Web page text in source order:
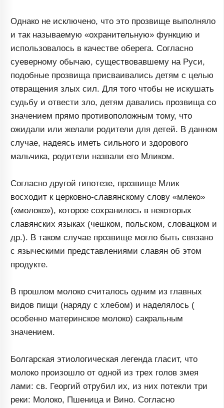
Однако не исключено, что это прозвище выполняло
и так называемую «охранительную» функцию и
использовалось в качестве оберега. Согласно
суеверному обычаю, существовавшему на Руси,
подобные прозвища присваивались детям с целью
отвращения злых сил. Для того чтобы не искушать
судьбу и отвести зло, детям давались прозвища со
значением прямо противоположным тому, что
ожидали или желали родители для детей. В данном
случае, надеясь иметь сильного и здорового
мальчика, родители назвали его Мликом.
Согласно другой гипотезе, прозвище Млик
восходит к церковно-славянскому слову «млеко»
(«молоко»), которое сохранилось в некоторых
славянских языках (чешком, польском, словацком и
др.). В таком случае прозвище могло быть связано
с языческими представлениями славян об этом
продукте.
В прошлом молоко считалось одним из главных
видов пищи (наряду с хлебом) и наделялось (
особенно материнское молоко) сакральным
значением.
Болгарская этиологическая легенда гласит, что
молоко произошло от одной из трех голов змея
лами: св. Георгий отрубил их, из них потекли три
реки: Молоко, Пшеница и Вино. Согласно